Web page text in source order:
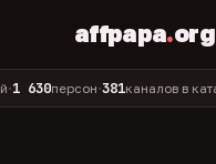
affpapa.org
персон•381каналов в каталоге•